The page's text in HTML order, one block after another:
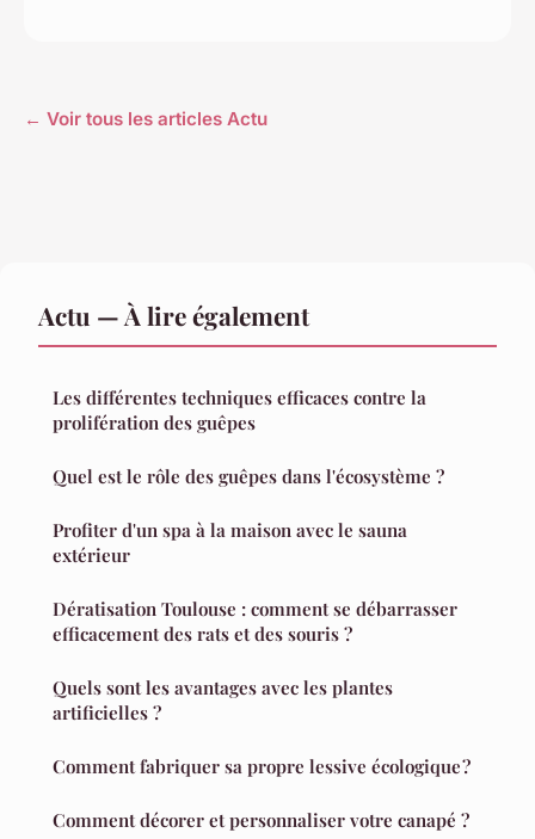
← Voir tous les articles Actu
Actu — À lire également
Les différentes techniques efficaces contre la
prolifération des guêpes
Quel est le rôle des guêpes dans l'écosystème ?
Profiter d'un spa à la maison avec le sauna
extérieur
Dératisation Toulouse : comment se débarrasser
efficacement des rats et des souris ?
Quels sont les avantages avec les plantes
artificielles ?
Comment fabriquer sa propre lessive écologique ?
Comment décorer et personnaliser votre canapé ?